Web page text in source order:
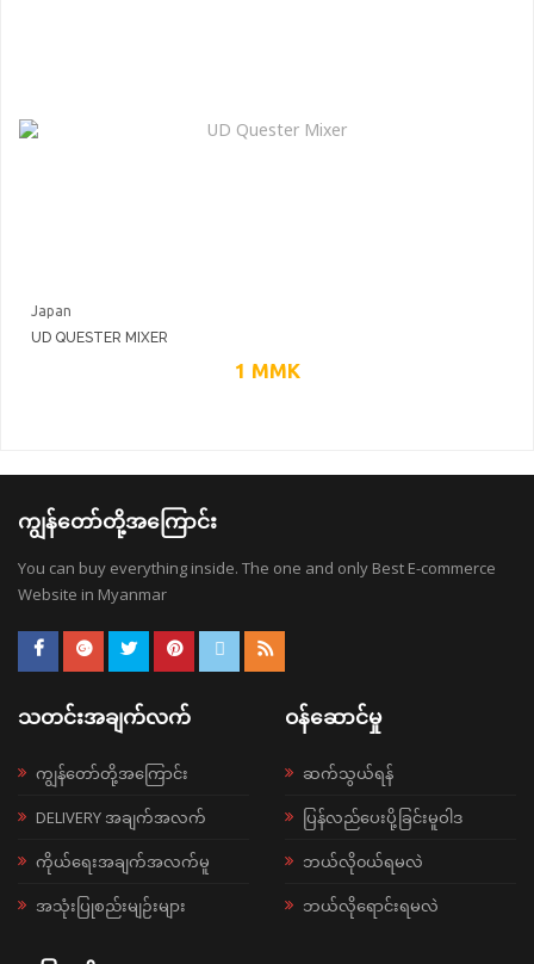
Japan
UD QUESTER MIXER
1 MMK
ကျွန်တော်တို့အကြောင်း
You can buy everything inside. The one and only Best E-commerce
Website in Myanmar
သတင်းအချက်လက်
ကျွန်တော်တို့အကြောင်း
DELIVERY အချက်အလက်
ကိုယ်ရေးအချက်အလက်မူ
အသုံးပြုစည်းမျဉ်းများ
ဝန်ဆောင်မှု
ဆက်သွယ်ရန်
ပြန်လည်ပေးပို့ခြင်းမူဝါဒ
ဘယ်လို၀ယ်ရမလဲ
ဘယ်လိုရောင်းရမလဲ